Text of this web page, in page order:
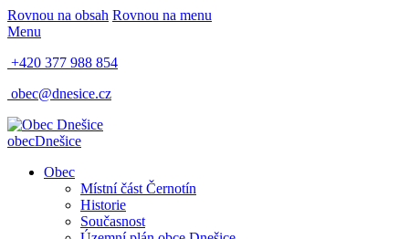
Rovnou na obsah Rovnou na menu
Menu
+420 377 988 854
obec@dnesice.cz
obecDnešice
Obec
Místní část Černotín
Historie
Současnost